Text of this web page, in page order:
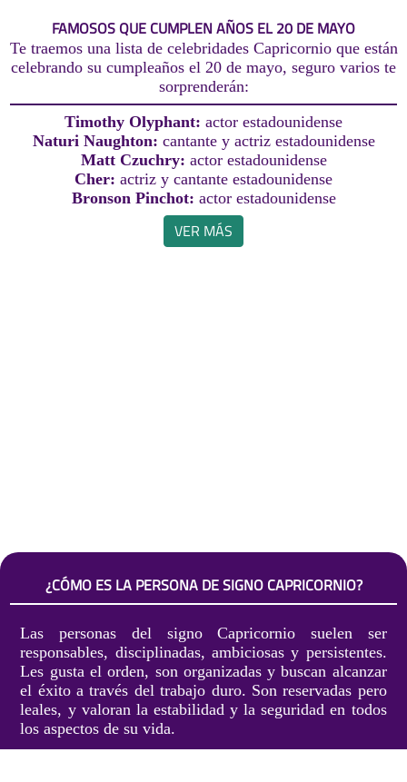
FAMOSOS QUE CUMPLEN AÑOS EL 20 DE MAYO
Te traemos una lista de celebridades Capricornio que están
celebrando su cumpleaños el 20 de mayo, seguro varios te
sorprenderán:
Timothy Olyphant: actor estadounidense
Naturi Naughton: cantante y actriz estadounidense
Matt Czuchry: actor estadounidense
Cher: actriz y cantante estadounidense
Bronson Pinchot: actor estadounidense
VER MÁS
¿CÓMO ES LA PERSONA DE SIGNO CAPRICORNIO?
Las personas del signo Capricornio suelen ser
responsables, disciplinadas, ambiciosas y persistentes.
Les gusta el orden, son organizadas y buscan alcanzar
el éxito a través del trabajo duro. Son reservadas pero
leales, y valoran la estabilidad y la seguridad en todos
los aspectos de su vida.